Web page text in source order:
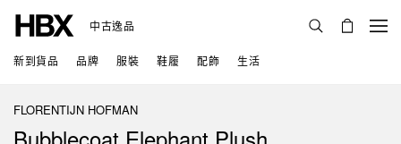
中古逸品
新到貨品 品牌 服裝 鞋履 配飾 生活
FLORENTIJN HOFMAN